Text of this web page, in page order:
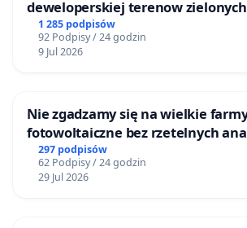
deweloperskiej terenow
Bulwarów Straceńskich w Bielsku-
1 285 podpisów
92 Podpisy / 24 godzin
9 Jul 2026
Nie zgadzamy się na wielkie
fotowoltaiczne bez rzetelnych
mieszkańców
297 podpisów
62 Podpisy / 24 godzin
29 Jul 2026